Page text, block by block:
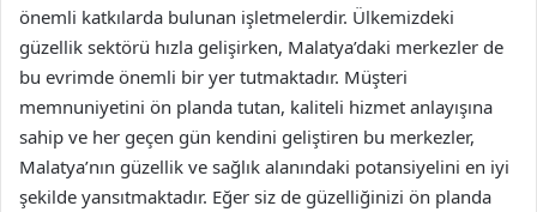
önemli katkılarda bulunan işletmelerdir. Ülkemizdeki
güzellik sektörü hızla gelişirken, Malatya’daki merkezler de
bu evrimde önemli bir yer tutmaktadır. Müşteri
memnuniyetini ön planda tutan, kaliteli hizmet anlayışına
sahip ve her geçen gün kendini geliştiren bu merkezler,
Malatya’nın güzellik ve sağlık alanındaki potansiyelini en iyi
şekilde yansıtmaktadır. Eğer siz de güzelliğinizi ön planda